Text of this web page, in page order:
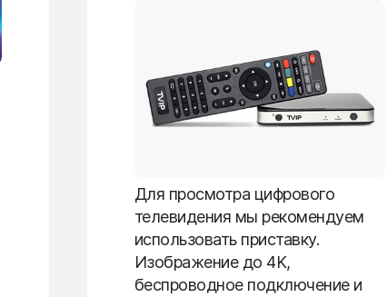
Для просмотра цифрового
телевидения мы рекомендуем
использовать приставку.
Изображение до 4K,
беспроводное подключение и